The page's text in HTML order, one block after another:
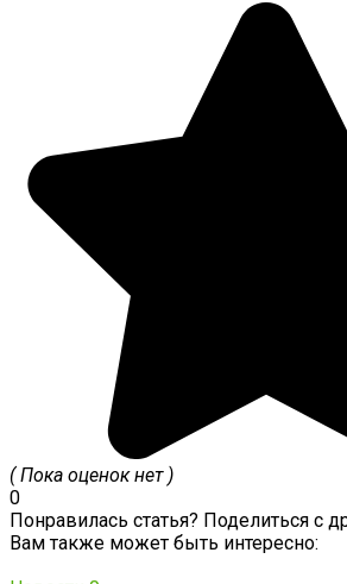
( Пока оценок нет )
0
Понравилась статья? Поделиться с
Вам также может быть интересно: